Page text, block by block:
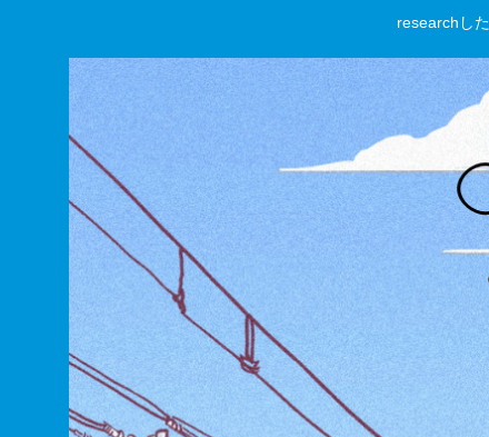
researchし